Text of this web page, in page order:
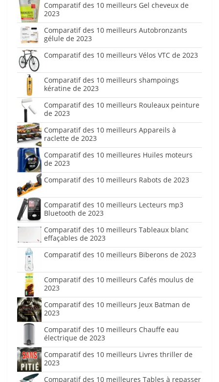
Comparatif des 10 meilleurs Gel cheveux de
2023
Comparatif des 10 meilleurs Autobronzants
gélule de 2023
Comparatif des 10 meilleurs Vélos VTC de 2023
Comparatif des 10 meilleurs shampoings
kératine de 2023
Comparatif des 10 meilleurs Rouleaux peinture
de 2023
Comparatif des 10 meilleurs Appareils à
raclette de 2023
Comparatif des 10 meilleures Huiles moteurs
de 2023
Comparatif des 10 meilleurs Rabots de 2023
Comparatif des 10 meilleurs Lecteurs mp3
Bluetooth de 2023
Comparatif des 10 meilleurs Tableaux blanc
effaçables de 2023
Comparatif des 10 meilleurs Biberons de 2023
Comparatif des 10 meilleurs Cafés moulus de
2023
Comparatif des 10 meilleurs Jeux Batman de
2023
Comparatif des 10 meilleurs Chauffe eau
électrique de 2023
Comparatif des 10 meilleurs Livres thriller de
2023
Comparatif des 10 meilleures Tables à repasser